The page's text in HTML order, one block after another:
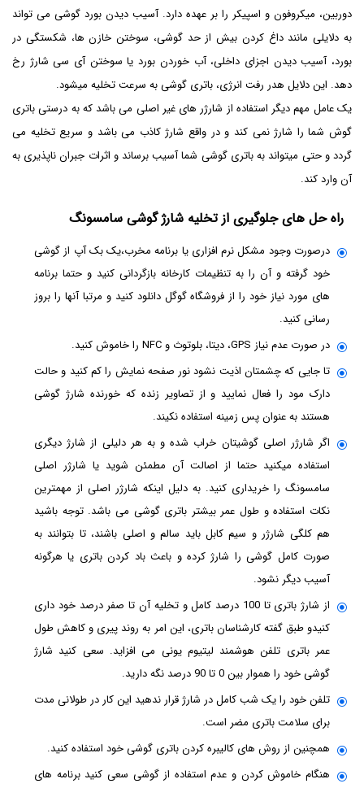
دوربین، میکروفون و اسپیکر را بر عهده دارد. آسیب دیدن بورد گوشی می تواند
به دلایلی مانند داغ کردن بیش از حد گوشی، سوختن خازن ها، شکستگی در
بورد، آسیب دیدن اجزای داخلی، آب خوردن بورد یا سوختن آی سی شارژ رخ
دهد. این دلایل هدر رفت انرژی، باتری گوشی به سرعت تخلیه میشود.
یک عامل مهم دیگر استفاده از شارژر های غیر اصلی می باشد که به درستی باتری
گوش شما را شارژ نمی کند و در واقع شارژ کاذب می باشد و سریع تخلیه می
گردد و حتی میتواند به باتری گوشی شما آسیب برساند و اثرات جبران ناپذیری به
آن وارد کند.
راه حل های جلوگیری از تخلیه شارژ گوشی سامسونگ
درصورت وجود مشکل نرم افزاری یا برنامه مخرب،یک بک آپ از گوشی
خود گرفته و آن را به تنظیمات کارخانه بازگردانی کنید و حتما برنامه
های مورد نیاز خود را از فروشگاه گوگل دانلود کنید و مرتبا آنها را بروز
رسانی کنید.
در صورت عدم نیاز GPS، دیتا، بلوتوث و NFC را خاموش کنید.
تا جایی که چشمتان اذیت نشود نور صفحه نمایش را کم کنید و حالت
دارک مود را فعال نمایید و از تصاویر زنده که خورنده شارژ گوشی
هستند به عنوان پس زمینه استفاده نکیند.
اگر شارژر اصلی گوشیتان خراب شده و به هر دلیلی از شارژ دیگری
استفاده میکنید حتما از اصالت آن مطمئن شوید یا شارژر اصلی
سامسونگ را خریداری کنید. به دلیل اینکه شارژر اصلی از مهمترین
نکات استفاده و طول عمر بیشتر باتری گوشی می باشد. توجه باشید
هم کلگی شارژر و سیم کابل باید سالم و اصلی باشند، تا بتوانند به
صورت کامل گوشی را شارژ کرده و باعث باد کردن باتری یا هرگونه
آسیب دیگر نشود.
از شارژ باتری تا 100 درصد کامل و تخلیه آن تا صفر درصد خود داری
کنیدو طبق گفته کارشناسان باتری، این امر به روند پیری و کاهش طول
عمر باتری تلفن هوشمند لیتیوم یونی می افزاید. سعی کنید شارژ
گوشی خود را هموار بین 0 تا 90 درصد نگه دارید.
تلفن خود را یک شب کامل در شارژ قرار ندهید این کار در طولانی مدت
برای سلامت باتری مضر است.
همچنین از روش های کالیبره کردن باتری گوشی خود استفاده کنید.
هنگام خاموش کردن و عدم استفاده از گوشی سعی کنید برنامه های